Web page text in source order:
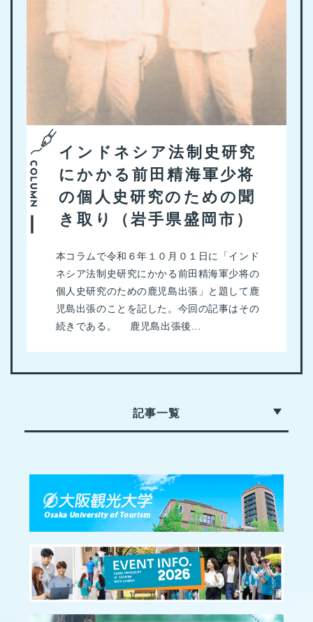
インドネシア法制史研究
にかかる前田精海軍少将
の個人史研究のための聞
き取り（岩手県盛岡市）
本コラムで令和６年１０月０１日に「インド
ネシア法制史研究にかかる前田精海軍少将の
個人史研究のための鹿児島出張」と題して鹿
児島出張のことを記した。今回の記事はその
続きである。 鹿児島出張後...
記事一覧